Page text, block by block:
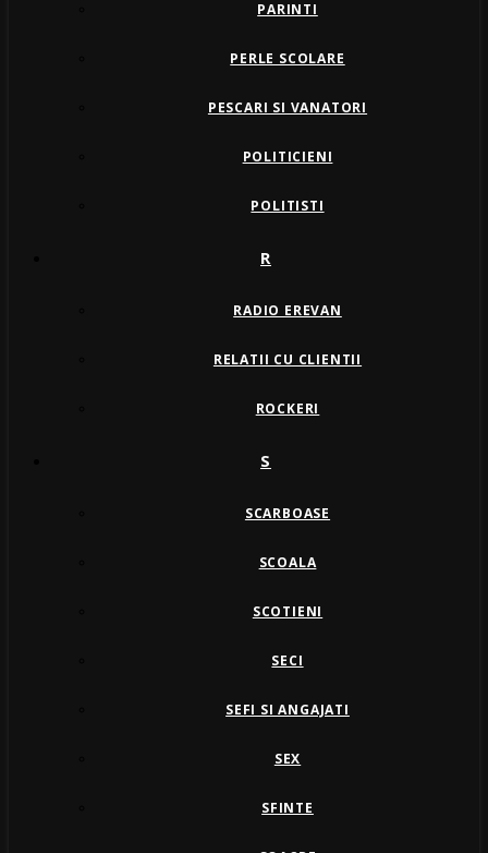
PARINTI
PERLE SCOLARE
PESCARI SI VANATORI
POLITICIENI
POLITISTI
R
RADIO EREVAN
RELATII CU CLIENTII
ROCKERI
S
SCARBOASE
SCOALA
SCOTIENI
SECI
SEFI SI ANGAJATI
SEX
SFINTE